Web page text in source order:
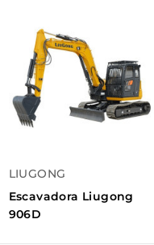
LIUGONG
Escavadora Liugong
906D